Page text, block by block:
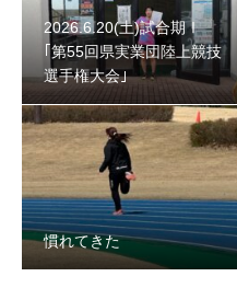
2026.6.20(土)試合期Ⅰ
｢第55回県実業団陸上競技
選手権大会｣
慣れてきた